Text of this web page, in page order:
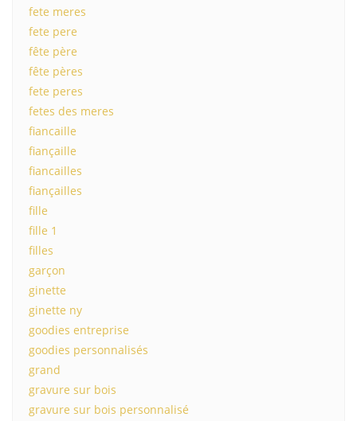
fete meres
fete pere
fête père
fête pères
fete peres
fetes des meres
fiancaille
fiançaille
fiancailles
fiançailles
fille
fille 1
filles
garçon
ginette
ginette ny
goodies entreprise
goodies personnalisés
grand
gravure sur bois
gravure sur bois personnalisé